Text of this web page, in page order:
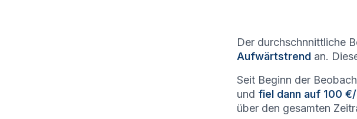
Der durchschnnittliche
Aufwärtstrend an.
Seit Beginn der
und fiel dann auf 100
über den gesamten